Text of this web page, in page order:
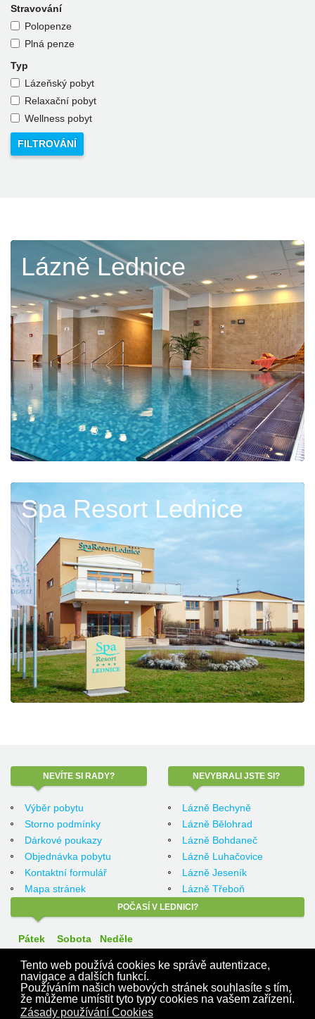
Tento web používá cookies ke správě autentizace,
navigace a dalších funkcí.
Používáním našich webových stránek souhlasíte s tím,
že můžeme umístit tyto typy cookies na vašem zařízení.
Zásady používání Cookies
Stravování
Polopenze
Plná penze
Typ
Lázeňský pobyt
Relaxační pobyt
Wellness pobyt
Lázně Lednice
Spa Resort Lednice
NEVÍTE SI RADY?
Výběr pobytu
Storno podmínky
Dárkové poukazy
Objednávka pobytu
Kontaktní formulář
Mapa stránek
NEVYBRALI JSTE SI?
Lázně Bechyně
Lázně Bělohrad
Lázně Bohdaneč
Lázně Luhačovice
Lázně Jeseník
Lázně Třeboň
POČASÍ V LEDNICI?
Pátek
30 °C
Sobota
30 °C
Neděle
32 °C